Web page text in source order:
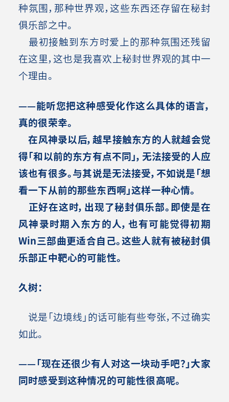
种氛围，那种世界观，这些东西还存留在秘封
俱乐部之中。
最初接触到东方时爱上的那种氛围还残留
在这里，这也是我喜欢上秘封世界观的其中一
个理由。
——能听您把这种感受化作这么具体的语言，
真的很荣幸。
在风神录以后，越早接触东方的人就越会觉
得「和以前的东方有点不同」，无法接受的人应
该也有很多。与其说是无法接受，不如说是「想
看一下从前的那些东西啊」这样一种心情。
正好在这时，出现了秘封俱乐部。即使是在
风神录时期入东方的人，也有可能觉得初期
Win三部曲更适合自己。这些人就有被秘封俱
乐部正中靶心的可能性。
久树：
说是「边境线」的话可能有些夸张，不过确实
如此。
——「现在还很少有人对这一块动手吧？」大家
同时感受到这种情况的可能性很高呢。